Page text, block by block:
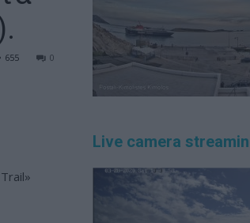
0
655
Live camera